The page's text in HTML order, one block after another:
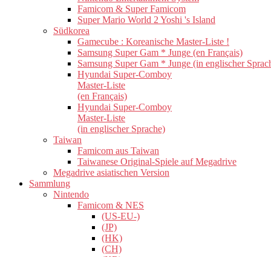
Famicom & Super Famicom
Super Mario World 2 Yoshi 's Island
Südkorea
Gamecube : Koreanische Master-Liste !
Samsung Super Gam * Junge (en Français)
Samsung Super Gam * Junge (in englischer
Hyundai Super-Comboy
Master-Liste
(en Français)
Hyundai Super-Comboy
Master-Liste
(in englischer Sprache)
Taiwan
Famicom aus Taiwan
Taiwanese Original-Spiele auf Megadrive
Megadrive asiatischen Version
Sammlung
Nintendo
Famicom & NES
(US-EU-)
(JP)
(HK)
(CH)